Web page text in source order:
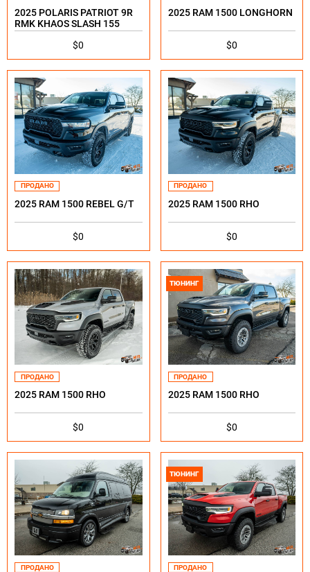
2025 POLARIS PATRIOT 9R
RMK KHAOS SLASH 155
$0
2025 RAM 1500 LONGHORN
$0
ПРОДАНО
2025 RAM 1500 REBEL G/T
$0
ПРОДАНО
2025 RAM 1500 RHO
$0
ПРОДАНО
2025 RAM 1500 RHO
$0
ТЮНИНГ
ПРОДАНО
2025 RAM 1500 RHO
$0
ПРОДАНО
ТЮНИНГ
ПРОДАНО